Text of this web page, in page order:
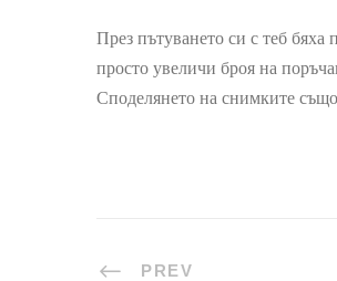
През пътуването си с теб бяха
просто увеличи броя на
Споделянето на снимките
PREV